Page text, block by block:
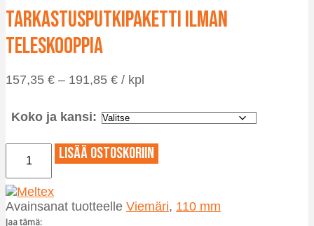
Tarkastusputkipaketti ilman
teleskooppia
157,35 € – 191,85 €Hintaluokka:
191,85 €
/ kpl
Koko ja kansi:
Tarkastusputkipaketti
ilman
teleskooppia
määrä
Lisää ostoskoriin
Avainsanat tuotteelle Viemäri, 110 mm
Jaa tämä: